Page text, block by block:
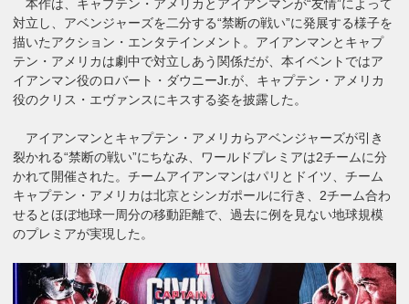
本作は、キャプテン・アメリカとアイアンマンが“友情”によって
対立し、アベンジャーズを二分する“禁断の戦い”に発展する様子を
描いたアクション・エンタテインメント。アイアンマンとキャプ
テン・アメリカは劇中で対立しあう関係だが、本イベントではア
イアンマン役のロバート・ダウニーJr.が、キャプテン・アメリカ
役のクリス・エヴァンスにキスする姿を披露した。
アイアンマンとキャプテン・アメリカらアベンジャーズが引き
裂かれる“禁断の戦い”にちなみ、ワールドプレミアは2チームに分
かれて開催された。チームアイアンマンはパリとドイツ、チーム
キャプテン・アメリカは北京とシンガポールに行き、2チーム合わ
せるとほぼ地球一周分の移動距離で、過去に例を見ない地球規模
のプレミアが実現した。